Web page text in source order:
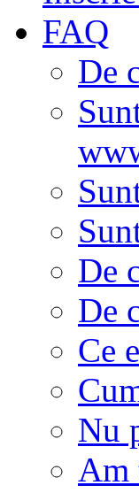
FAQ
De
De
De
Ce
Nu
Am